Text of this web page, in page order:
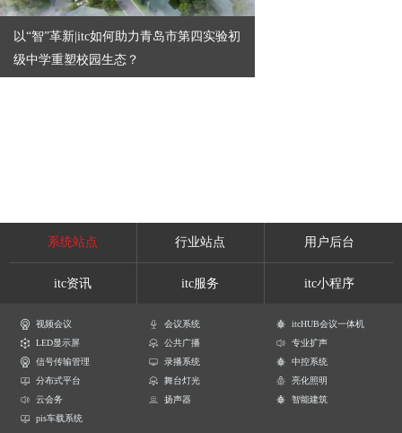
以“智”革新|itc如何助力青岛市第四实验初
级中学重塑校园生态？
系统站点 行业站点 用户后台
itc资讯 itc服务 itc小程序
视频会议 会议系统
itcHUB会议一体机
LED显示屏
公共广播
专业扩声
信号传输管理
录播系统
中控系统
分布式平台
舞台灯光
亮化照明
云会务
扬声器
智能建筑
pis车载系统